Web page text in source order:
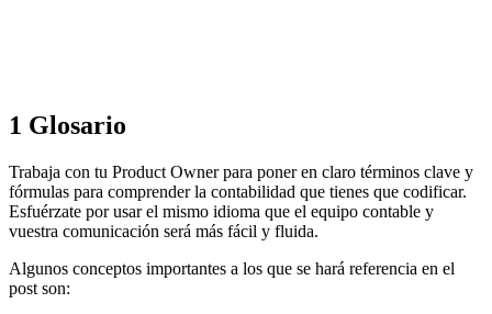
1 Glosario
Trabaja con tu Product Owner para poner en claro términos clave y
fórmulas para comprender la contabilidad que tienes que codificar.
Esfuérzate por usar el mismo idioma que el equipo contable y
vuestra comunicación será más fácil y fluida.
Algunos conceptos importantes a los que se hará referencia en el
post son: